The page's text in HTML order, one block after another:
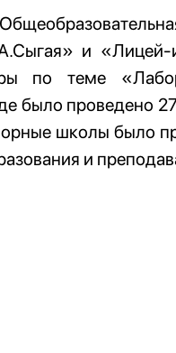
и
по теме
было проведено
школы было
и